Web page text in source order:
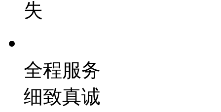
失
全程服务
细致真诚